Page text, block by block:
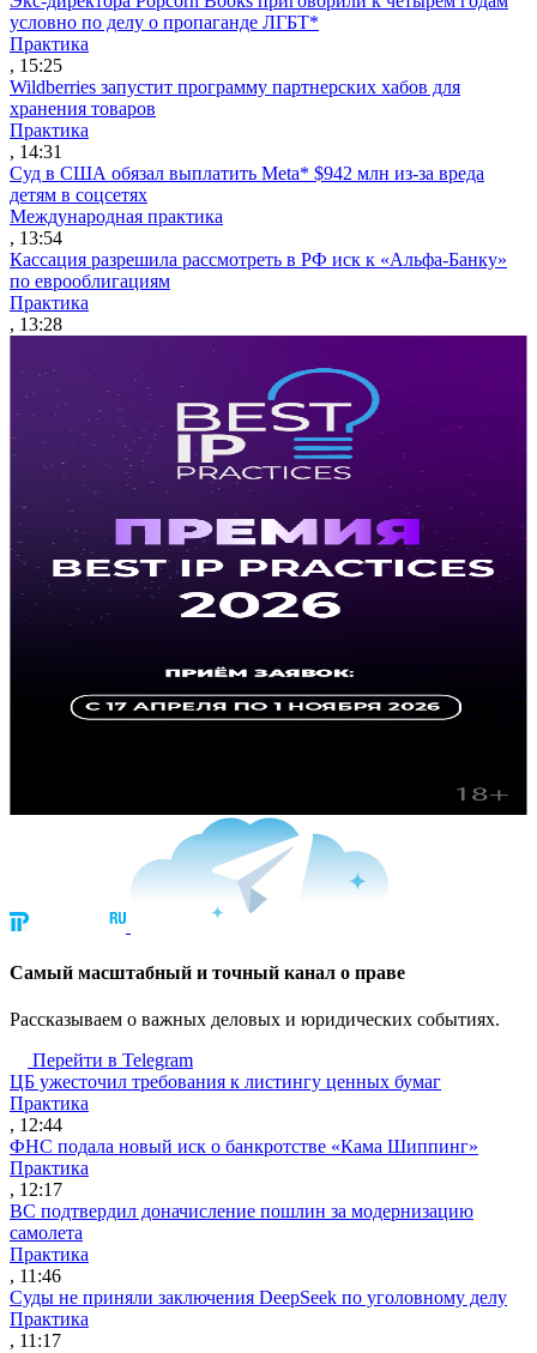
условно по делу о пропаганде ЛГБТ*
Практика
, 15:25
Wildberries запустит программу партнерских хабов для
хранения товаров
Практика
, 14:31
Суд в США обязал выплатить Meta* $942 млн из-за вреда
детям в соцсетях
Международная практика
, 13:54
Кассация разрешила рассмотреть в РФ иск к «Альфа-Банку»
по еврооблигациям
Практика
, 13:28
Cамый масштабный и точный канал о праве
Рассказываем о важных деловых и юридических событиях.
Перейти в Telegram
ЦБ ужесточил требования к листингу ценных бумаг
Практика
, 12:44
ФНС подала новый иск о банкротстве «Кама Шиппинг»
Практика
, 12:17
ВС подтвердил доначисление пошлин за модернизацию
самолета
Практика
, 11:46
Суды не приняли заключения DeepSeek по уголовному делу
Практика
, 11:17